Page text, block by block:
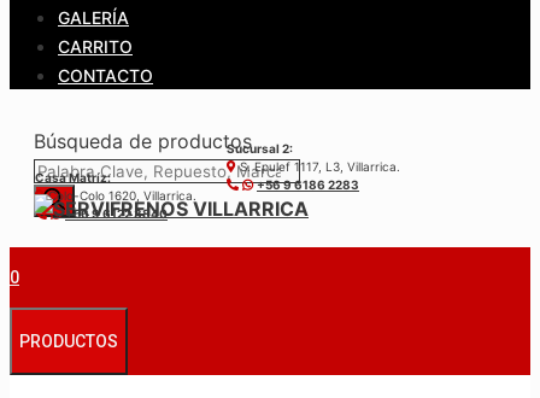
GALERÍA
CARRITO
CONTACTO
Búsqueda de productos
Casa Matríz:
Colo-Colo 1620, Villarrica.
+56 9 6122 3840
Sucursal 2:
S. Epulef 1117, L3, Villarrica.
+56 9 6186 2283
0
PRODUCTOS